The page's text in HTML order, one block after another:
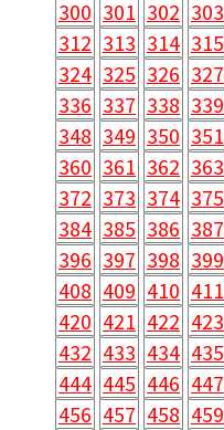
300 301 302 303
312 313 314 315
324 325 326 327
336 337 338 339
348 349 350 351
360 361 362 363
372 373 374 375
384 385 386 387
396 397 398 399
408 409 410 411
420 421 422 423
432 433 434 435
444 445 446 447
456 457 458 459